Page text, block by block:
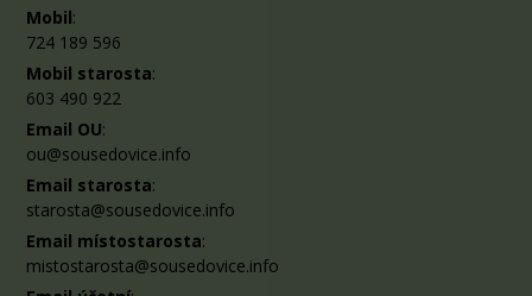
Mobil:
724 189 596
Mobil starosta:
603 490 922
Email OU:
ou@sousedovice.info
Email starosta:
starosta@sousedovice.info
Email místostarosta:
mistostarosta@sousedovice.info